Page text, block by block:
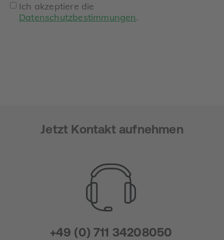
Ich akzeptiere die
Datenschutzbestimmungen.
Jetzt Kontakt aufnehmen
+49 (0) 711 34208050